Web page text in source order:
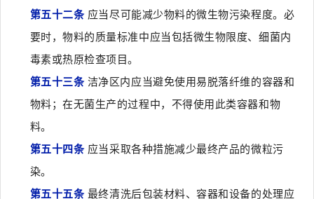
第五十二条应当尽可能减少物料的微生物污染程度。必
要时，物料的质量标准中应当包括微生物限度、细菌内
毒素或热原检查项目。
第五十三条 洁净区内应当避免使用易脱落纤维的容器和
物料；在无菌生产的过程中，不得使用此类容器和物
料。
第五十四条应当采取各种措施减少最终产品的微粒污
染。
第五十五条最终清洗后包装材料、容器和设备的处理应